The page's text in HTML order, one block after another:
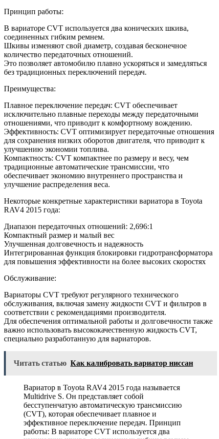
Принцип работы:
В вариаторе CVT используется два конических шкива,
соединенных гибким ремнем.
Шкивы изменяют свой диаметр, создавая бесконечное
количество передаточных отношений.
Это позволяет автомобилю плавно ускоряться и замедляться
без традиционных переключений передач.
Преимущества:
Плавное переключение передач: CVT обеспечивает
исключительно плавные переходы между передаточными
отношениями, что приводит к комфортному вождению.
Эффективность: CVT оптимизирует передаточные отношения
для сохранения низких оборотов двигателя, что приводит к
улучшению экономии топлива.
Компактность: CVT компактнее по размеру и весу, чем
традиционные автоматические трансмиссии, что
обеспечивает экономию внутреннего пространства и
улучшение распределения веса.
Некоторые конкретные характеристики вариатора в Toyota
RAV4 2015 года:
Диапазон передаточных отношений: 2,696:1
Компактный размер и малый вес
Улучшенная долговечность и надежность
Интегрированная функция блокировки гидротрансформатора
для повышения эффективности на более высоких скоростях
Обслуживание:
Вариаторы CVT требуют регулярного технического
обслуживания, включая замену жидкости CVT и фильтров в
соответствии с рекомендациями производителя.
Для обеспечения оптимальной работы и долговечности также
важно использовать высококачественную жидкость CVT,
специально разработанную для вариаторов.
Читать статью Как калибровать вариатор ниссан
Вариатор в Toyota RAV4 2015 года называется
Multidrive S. Он представляет собой
бесступенчатую автоматическую трансмиссию
(CVT), которая обеспечивает плавное и
эффективное переключение передач. Принцип
работы: В вариаторе CVT используется два